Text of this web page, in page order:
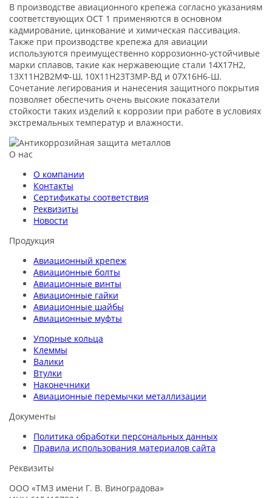
В производстве авиационного крепежа согласно указаниям
соответствующих ОСТ 1 применяются в основном
кадмирование, цинкование и химическая пассивация.
Также при производстве крепежа для авиации
используются преимущественно коррозионно-устойчивые
марки сплавов, такие как нержавеющие стали 14Х17Н2,
13Х11Н2В2МФ-Ш, 10Х11Н23Т3МР-ВД и 07Х16Н6-Ш.
Сочетание легирования и нанесения защитного покрытия
позволяет обеспечить очень высокие показатели
стойкости таких изделий к коррозии при работе в условиях
экстремальных температур и влажности.
О нас
О компании
Контакты
Сертификаты соответствия
Реквизиты
Новости
Продукция
Авиационный крепеж
Авиационные болты
Авиационные винты
Авиационные гайки
Авиационные шайбы
Авиационные муфты
Упорные кольца
Клеммы
Валики
Втулки
Наконечники
Авиационные перемычки металлизации
Документы
Политика обработки персональных данных
Правила использования материалов сайта
Реквизиты
ООО «ТМЗ имени Г. В. Виноградова»